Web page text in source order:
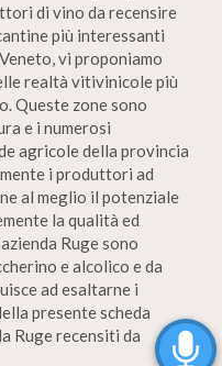
di vino da recensire
più interessanti
vi proponiamo
realtà vitivinicole più
Queste zone sono
e i numerosi
agricole della provincia
i produttori ad
al meglio il potenziale
la qualità ed
Ruge sono
e alcolico e da
ad esaltarne i
presente scheda
Ruge recensiti da